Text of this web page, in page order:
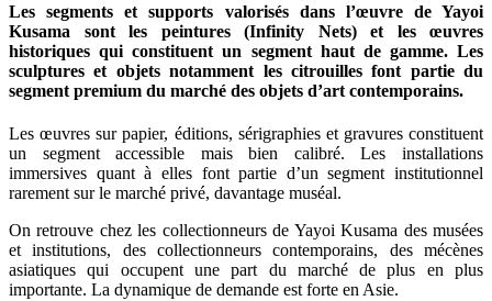
Les segments et supports valorisés dans l’œuvre de Yayoi
Kusama sont les peintures (Infinity Nets) et les œuvres
historiques qui constituent un segment haut de gamme. Les
sculptures et objets notamment les citrouilles font partie du
segment premium du marché des objets d’art contemporains.
Les œuvres sur papier, éditions, sérigraphies et gravures constituent
un segment accessible mais bien calibré. Les installations
immersives quant à elles font partie d’un segment institutionnel
rarement sur le marché privé, davantage muséal.
On retrouve chez les collectionneurs de Yayoi Kusama des musées
et institutions, des collectionneurs contemporains, des mécènes
asiatiques qui occupent une part du marché de plus en plus
importante. La dynamique de demande est forte en Asie.